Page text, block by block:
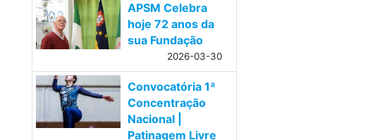
APSM Celebra
hoje 72 anos da
sua Fundação
2026-03-30
Convocatória 1ª
Concentração
Nacional |
Patinagem Livre